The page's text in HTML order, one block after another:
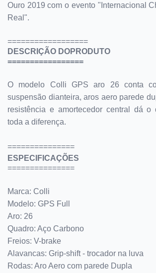
Ouro 2019 com o evento "Internacional
Real".
==================
DESCRIÇÃO DOPRODUTO
=================
O modelo Colli GPS aro 26 conta
suspensão dianteira, aros aero parede
resistência e amortecedor central dá o
toda a diferença.
===============
ESPECIFICAÇÕES
===============
Marca: Colli
Modelo: GPS Full
Aro: 26
Quadro: Aço Carbono
Freios: V-brake
Alavancas: Grip-shift - trocador na luva
Rodas: Aro Aero com parede Dupla